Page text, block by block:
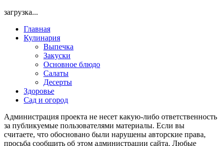
загрузка...
Главная
Кулинария
Выпечка
Закуски
Основное блюдо
Салаты
Десерты
Здоровье
Сад и огород
Администрация проекта не несет какую-либо ответственность
за публикуемые пользователями материалы. Если вы
считаете, что обосновано были нарушены авторские права,
просьба сообщить об этом администрации сайта. Любые